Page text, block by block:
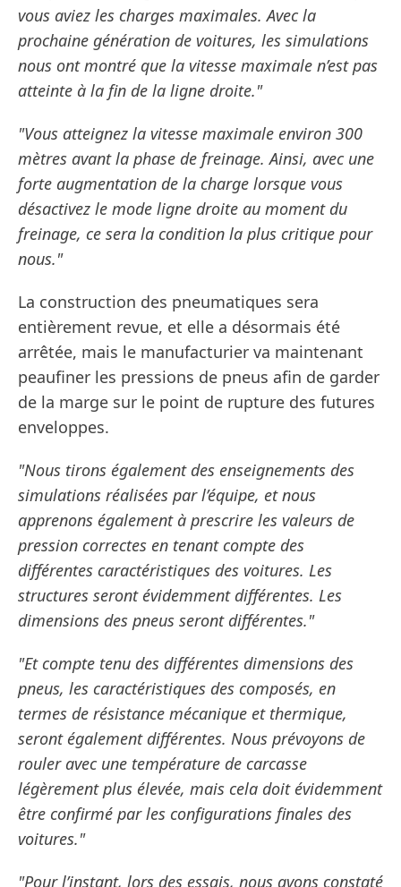
vous aviez les charges maximales. Avec la
prochaine génération de voitures, les simulations
nous ont montré que la vitesse maximale n’est pas
atteinte à la fin de la ligne droite."
"Vous atteignez la vitesse maximale environ 300
mètres avant la phase de freinage. Ainsi, avec une
forte augmentation de la charge lorsque vous
désactivez le mode ligne droite au moment du
freinage, ce sera la condition la plus critique pour
nous."
La construction des pneumatiques sera
entièrement revue, et elle a désormais été
arrêtée, mais le manufacturier va maintenant
peaufiner les pressions de pneus afin de garder
de la marge sur le point de rupture des futures
enveloppes.
"Nous tirons également des enseignements des
simulations réalisées par l’équipe, et nous
apprenons également à prescrire les valeurs de
pression correctes en tenant compte des
différentes caractéristiques des voitures. Les
structures seront évidemment différentes. Les
dimensions des pneus seront différentes."
"Et compte tenu des différentes dimensions des
pneus, les caractéristiques des composés, en
termes de résistance mécanique et thermique,
seront également différentes. Nous prévoyons de
rouler avec une température de carcasse
légèrement plus élevée, mais cela doit évidemment
être confirmé par les configurations finales des
voitures."
"Pour l’instant, lors des essais, nous avons constaté